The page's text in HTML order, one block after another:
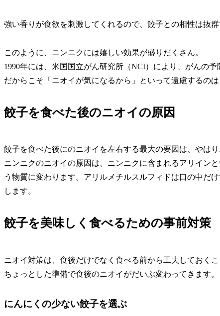
強い香りが食欲を刺激してくれるので、餃子との相性は抜群
このように、ニンニクには嬉しい効果が盛りだくさん。
1990年には、米国国立がん研究所（NCI）により、がんの
だからこそ「ニオイが気になるから」といって遠慮するの
餃子を食べた後のニオイの原因
餃子を食べた後にのニオイを左右する最大の要因は、やはり
ニンニクのニオイの原因は、ニンニクに含まれるアリイン
う物質に変わります。アリルメチルスルフィドは口の中だ
します。
餃子を美味しく食べるための事前対策
ニオイ対策は、食後だけでなく食べる前から工夫しておくこ
ちょっとした準備で食後のニオイがだいぶ変わってきます。
にんにくの少ない餃子を選ぶ